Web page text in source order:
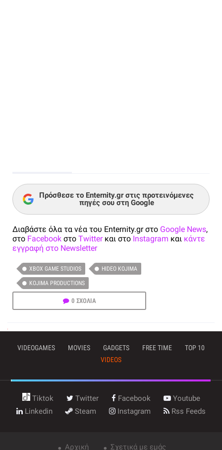
Πρόσθεσε το Enternity.gr στις προτεινόμενες
πηγές σου στη Google
Διαβάστε όλα τα νέα του Enternity.gr στο Google News,
στο Facebook στο Twitterκαι στο Instagram και κάντε
εγγραφή στο Newsletter
XBOX GAME STUDIOS HIDEO KOJIMA
KOJIMA PRODUCTIONS
0 ΣΧΟΛΙΑ
VIDEOGAMES MOVIES GADGETS FREE TIME
TOP 10
VIDEOS
Tiktok Twitter Facebook
Youtube
Linkedin
Steam Instagram Rss Feeds
Αρχική Σχετικά με εμάς